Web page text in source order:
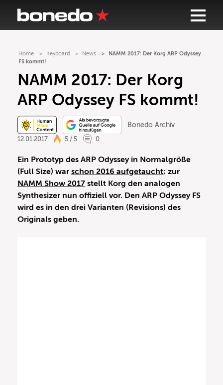
Home Keyboard News
NAMM 2017: Der Korg ARP Odyssey
FS kommt!
NAMM 2017: Der Korg
ARP Odyssey FS kommt!
Bonedo Archiv
12.01.2017
5 / 5 0
Ein Prototyp des ARP Odyssey in Normalgröße
(Full Size) war schon 2016 aufgetaucht; zur
NAMM Show 2017 stellt Korg den analogen
Synthesizer nun offiziell vor. Den ARP Odyssey FS
wird es in den drei Varianten (Revisions) des
Originals geben.